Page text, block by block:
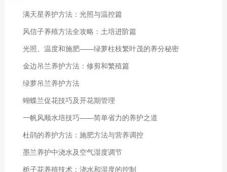
满天星养护方法：光照与温控篇
风信子养殖方法全攻略：土培进阶篇
光照、温度和施肥——绿萝柱枝繁叶茂的养分秘密
金边吊兰养护方法：修剪和繁殖篇
绿萝吊兰养护方法
蝴蝶兰促花技巧及开花期管理
一帆风顺水培技巧——简单省力的养护之道
杜鹃的养护方法：施肥方法与营养调控
墨兰养护中浇水及空气湿度调节
栀子花养殖技术：浇水和湿度的控制